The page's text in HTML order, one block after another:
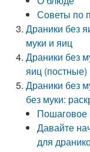
Советы по
Драники без
муки и яиц
Драники без
яиц (постные)
Драники без
без муки:
Пошаговое
Давайте
для